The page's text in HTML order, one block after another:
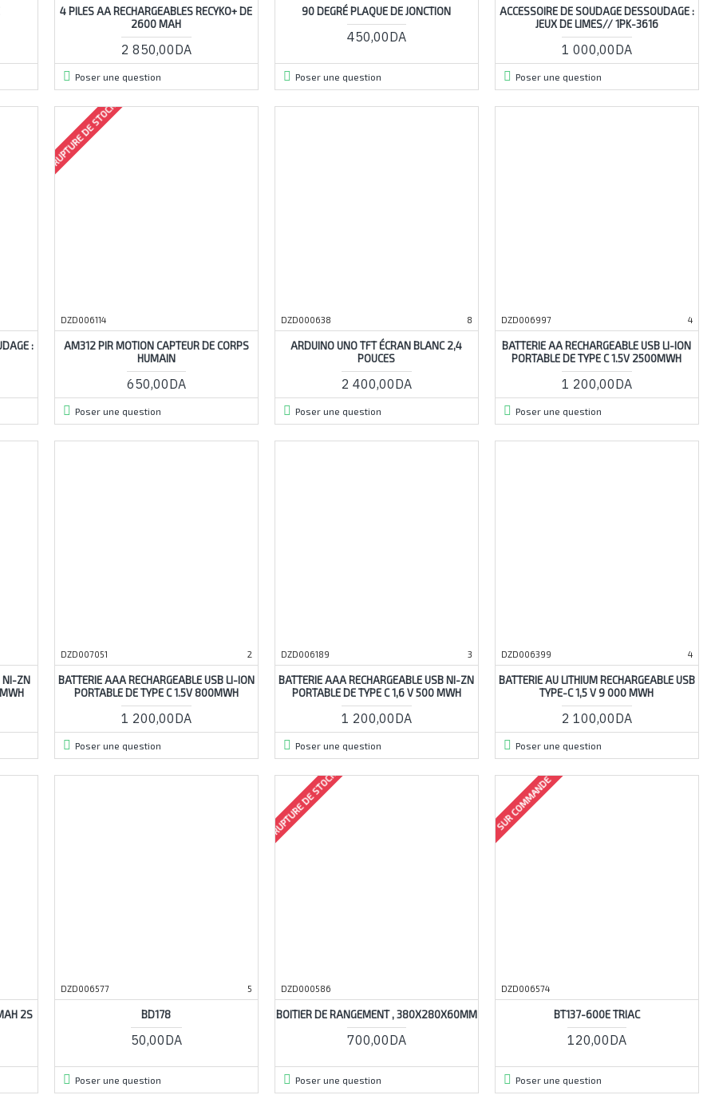
4 PILES AA RECHARGEABLES RECYKO+ DE
2600 MAH
2 850,00DA
Poser une question
90 DEGRÉ PLAQUE DE JONCTION
450,00DA
Poser une question
ACCESSOIRE DE SOUDAGE DESSOUDAGE :
JEUX DE LIMES// 1PK-3616
1 000,00DA
Poser une question
:
RUPTURE DE STOCK
DZD006114
AM312 PIR MOTION CAPTEUR DE CORPS
HUMAIN
650,00DA
Poser une question
DZD000638 8
ARDUINO UNO TFT ÉCRAN BLANC 2,4
POUCES
2 400,00DA
Poser une question
DZD006997 4
BATTERIE AA RECHARGEABLE USB LI-ION
PORTABLE DE TYPE C 1.5V 2500MWH
1 200,00DA
Poser une question
NI-ZN
DZD007051 2
BATTERIE AAA RECHARGEABLE USB LI-ION
PORTABLE DE TYPE C 1.5V 800MWH
1 200,00DA
Poser une question
DZD006189 3
BATTERIE AAA RECHARGEABLE USB NI-ZN
PORTABLE DE TYPE C 1,6 V 500 MWH
1 200,00DA
Poser une question
DZD006399 4
BATTERIE AU LITHIUM RECHARGEABLE USB
TYPE-C 1,5 V 9 000 MWH
2 100,00DA
Poser une question
2S
DZD006577 5
BD178
50,00DA
Poser une question
RUPTURE DE STOCK
DZD000586
BOITIER DE RANGEMENT , 380X280X60MM
700,00DA
Poser une question
SUR COMMANDE
DZD006574
BT137-600E TRIAC
120,00DA
Poser une question